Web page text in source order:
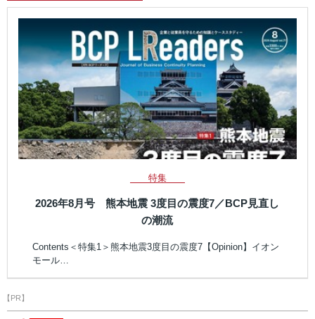
特集
2026年8月号 熊本地震 3度目の震度7／BCP見直し
の潮流
Contents＜特集1＞熊本地震3度目の震度7【Opinion】イオン
モール…
【PR】